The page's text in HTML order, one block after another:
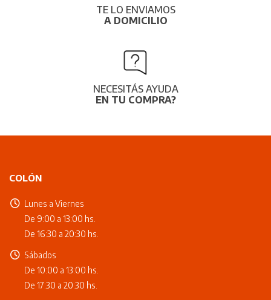
TE LO ENVIAMOS
A DOMICILIO
NECESITÁS AYUDA
EN TU COMPRA?
COLÓN
Lunes a Viernes
De 9:00 a 13:00 hs.
De 16:30 a 20:30 hs.
Sábados
De 10:00 a 13:00 hs.
De 17:30 a 20:30 hs.